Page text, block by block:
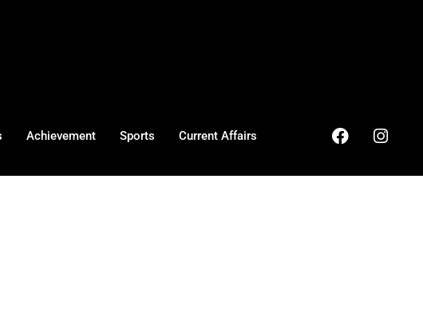
Achievement Sports Current Affairs